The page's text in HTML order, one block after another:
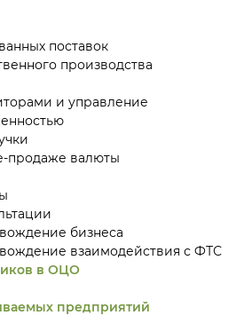
поставок
производства
и управление
продаже валюты
бизнеса
взаимодействия с ФТС
в ОЦО
предприятий